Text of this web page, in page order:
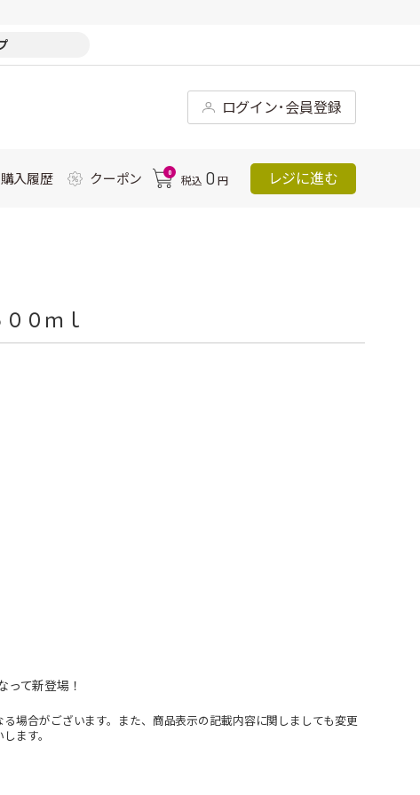
ログイン･会員登録
購入履歴 クーポン 0
税込 0 円 レジに進む
０ｍｌ
て新登場！
場合がございます。また、商品表示の記載内容に関しましても変更
ます。